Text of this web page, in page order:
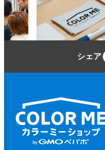
場所・施設等の
下「本規約等」
ければならない
おそれがあると
（当社が本イベ
て、参加申込み
いつでもできる
前項に基づく措
の理由等を参加
シェア